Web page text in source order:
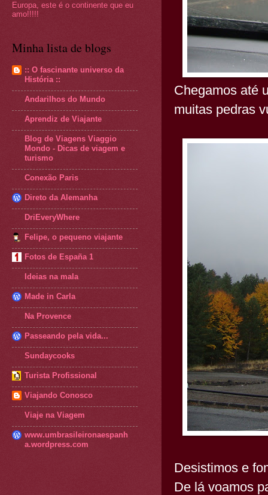
Chegamos até
muitas pedras
Desistimos e
De lá voamos
Europa, este é o continente que eu
amo!!!!!
Minha lista de blogs
:: O fascinante universo da
História ::
Andarilhos do Mundo
Aprendiz de Viajante
Blog de Viagens Viaggio
Mondo - Dicas de viagem e
turismo
Conexão Paris
Direto da Alemanha
DriEveryWhere
Felipe, o pequeno viajante
Fotos de España 1
Ideias na mala
Made in Carla
Na Provence
Passeando pela vida...
Sundaycooks
Turista Profissional
Viajando Conosco
Viaje na Viagem
www.umbrasileironaespanh
a.wordpress.com